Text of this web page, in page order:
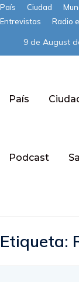
País Ciudad
Entrevistas
Radio
9 de August
País
Podcast
Etiqueta: